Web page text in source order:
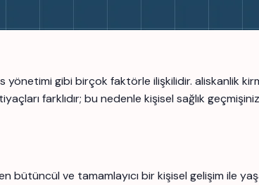
yönetimi gibi birçok faktörle ilişkilidir. aliskanlik
farklıdır; bu nedenle kişisel sağlık
ve tamamlayıcı bir kişisel gelişim ile